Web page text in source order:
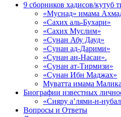
9 сборников хадисов/кутуб
«Муснад» имама
«Сахих аль-Бухари»
«Сахих Муслим»
«Сунан Абу Дауд»
«Сунан ад-Дарими»
«Сунан ан-Насаи».
«Сунан ат-Тирмизи»
«Сунан Ибн Маджах»
Муватта имама Малика
Биографии известных
«Сияру а’лями-н-
Вопросы и Ответы